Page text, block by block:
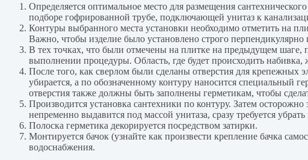
Определяется оптимальное место для размещения
подборе гофрированной трубе, подключающей унитаз к
Контуры выбранного места установки необходимо отметить на
Важно, чтобы изделие было установлено строго
В тех точках, что были отмечены на плитке на предыдущем шаге,
выполнении процедуры. Область, где будет происходить набивка,
После того, как сверлом были сделаны отверстия для крепежных
убирается, а по обозначенному контуру наносится специальный
отверстия также должны быть заполнены герметикам, чтобы
Производится установка сантехники по контуру. Затем
непременно выдавится под массой унитаза, сразу требуется
Полоска герметика декорируется посредством затирки.
Монтируется бачок (узнайте как произвести крепление бачка
водоснабжения.